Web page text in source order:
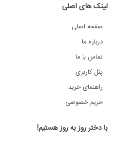
لینک های اصلی
صفحه اصلی
درباره ما
تماس با ما
پنل کاربری
راهنمای خرید
حریم خصوصی
با دختر روز به روز هستیم!